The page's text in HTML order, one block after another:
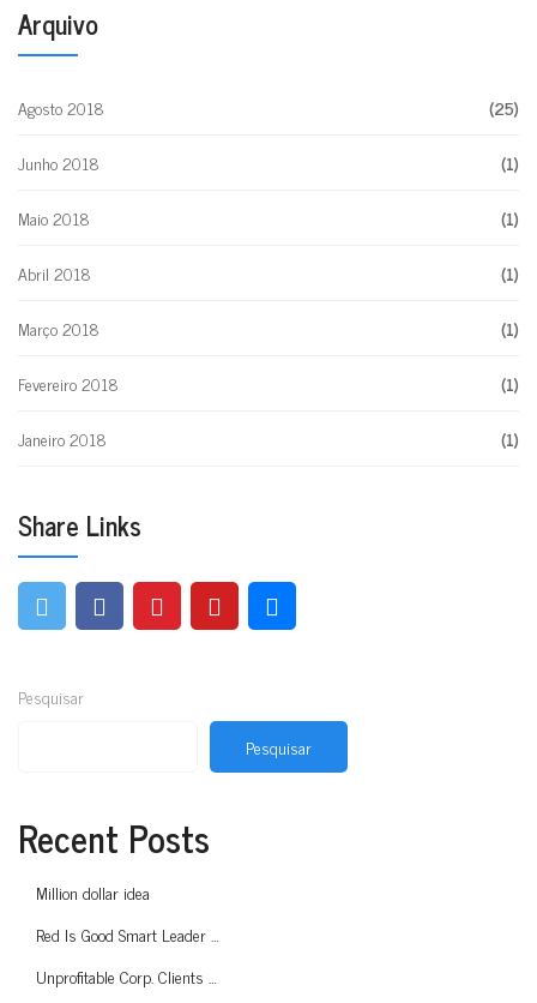
Arquivo
Agosto 2018
(25)
Junho 2018
(1)
Maio 2018
(1)
Abril 2018
(1)
Março 2018
(1)
Fevereiro 2018
(1)
Janeiro 2018
(1)
Share Links
Pesquisar
Pesquisar
Recent Posts
Million dollar idea
Red Is Good Smart Leader …
Unprofitable Corp. Clients …